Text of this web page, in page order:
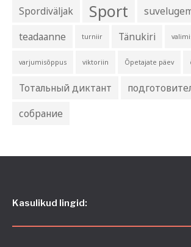
Spordiväljak Sport
teadaanne
turniir Tänukiri
varjumisõppus viktoriin Õpetajate päev
Тотальный диктант
собрание
Kasulikud lingid: